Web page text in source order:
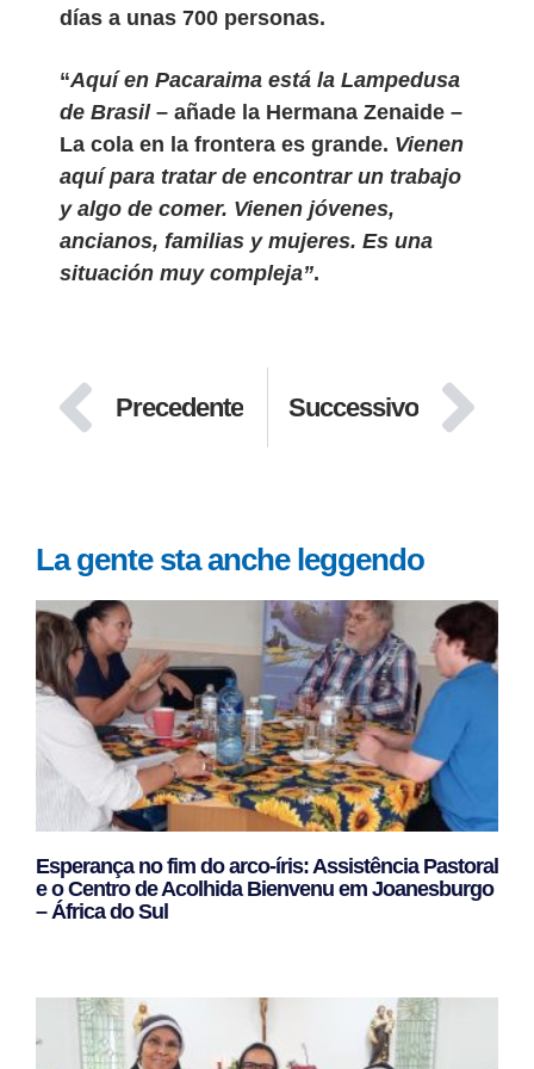
días a unas 700 personas.
“Aquí en Pacaraima está la Lampedusa
de Brasil– añade la Hermana Zenaide –
La cola en la frontera es grande. Vienen
aquí para tratar de encontrar un trabajo
y algo de comer. Vienen jóvenes,
ancianos, familias y mujeres. Es una
situación muy compleja”.
Precedente Successivo
La gente sta anche leggendo
Esperança no fim do arco-íris: Assistência Pastoral
e o Centro de Acolhida Bienvenu em Joanesburgo
– África do Sul